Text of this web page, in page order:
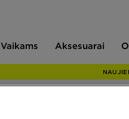
Vaikams Aksesuarai
JD